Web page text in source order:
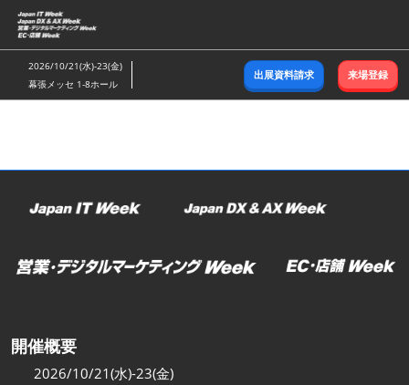
ス
キ
ッ
し
む
2026/10/21(水)-23(金)
幕張メッセ 1-8ホール
出展資料請求 来場登録
開催概要
2026/10/21(水)-23(金)